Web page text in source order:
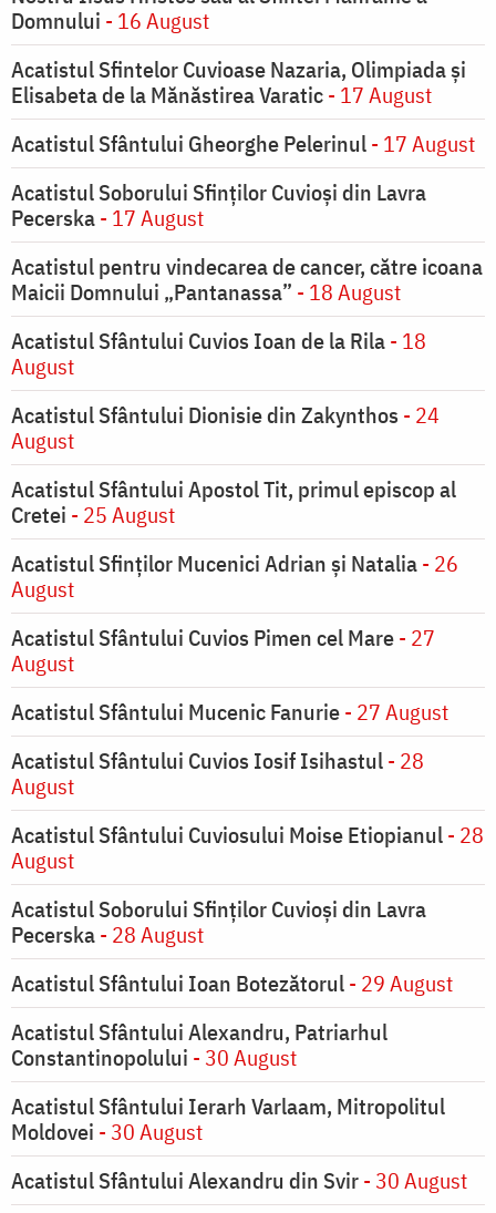
Domnului - 16 August
Acatistul Sfintelor Cuvioase Nazaria, Olimpiada și
Elisabeta de la Mănăstirea Varatic- 17 August
Acatistul Sfântului Gheorghe Pelerinul- 17 August
Acatistul Soborului Sfinților Cuvioși din Lavra
Pecerska- 17 August
Acatistul pentru vindecarea de cancer, către icoana
Maicii Domnului „Pantanassa” - 18 August
Acatistul Sfântului Cuvios Ioan de la Rila- 18
August
Acatistul Sfântului Dionisie din Zakynthos - 24
August
Acatistul Sfântului Apostol Tit, primul episcop al
Cretei - 25 August
Acatistul Sfinților Mucenici Adrian și Natalia- 26
August
Acatistul Sfântului Cuvios Pimen cel Mare- 27
August
Acatistul Sfântului Mucenic Fanurie- 27 August
Acatistul Sfântului Cuvios Iosif Isihastul- 28
August
Acatistul Sfântului Cuviosului Moise Etiopianul- 28
August
Acatistul Soborului Sfinților Cuvioși din Lavra
Pecerska- 28 August
Acatistul Sfântului Ioan Botezătorul- 29 August
Acatistul Sfântului Alexandru, Patriarhul
Constantinopolului - 30 August
Acatistul Sfântului Ierarh Varlaam, Mitropolitul
Moldovei - 30 August
Acatistul Sfântului Alexandru din Svir- 30 August